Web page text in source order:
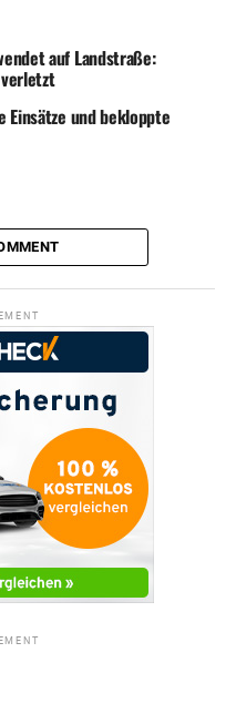
auf Landstraße:
Einsätze und bekloppte